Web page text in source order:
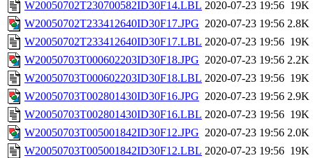
W20050702T230700582ID30F14.LBL 2020-07-23 19:56 19K
W20050702T233412640ID30F17.JPG 2020-07-23 19:56 2.8K
W20050702T233412640ID30F17.LBL 2020-07-23 19:56 19K
W20050703T000602203ID30F18.JPG 2020-07-23 19:56 2.2K
W20050703T000602203ID30F18.LBL 2020-07-23 19:56 19K
W20050703T002801430ID30F16.JPG 2020-07-23 19:56 2.9K
W20050703T002801430ID30F16.LBL 2020-07-23 19:56 19K
W20050703T005001842ID30F12.JPG 2020-07-23 19:56 2.0K
W20050703T005001842ID30F12.LBL 2020-07-23 19:56 19K